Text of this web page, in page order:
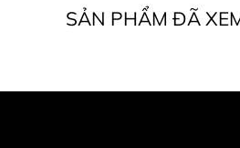
SẢN PHẨM ĐÃ